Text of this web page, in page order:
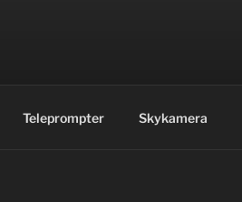
Teleprompter Skykamera